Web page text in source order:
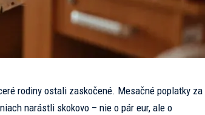
rodiny ostali zaskočené. Mesačné poplatky za
narástli skokovo – nie o pár eur, ale o